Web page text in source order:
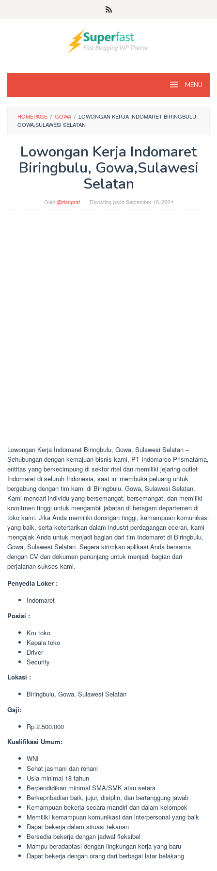
MENU
HOMEPAGE / GOWA / LOWONGAN KERJA INDOMARET BIRINGBULU,
GOWA,SULAWESI SELATAN
Lowongan Kerja Indomaret
Biringbulu, Gowa,Sulawesi
Selatan
Oleh@danprat Diposting pada September 18, 2024
Lowongan Kerja Indomaret Biringbulu, Gowa, Sulawesi Selatan –
Sehubungan dengan kemajuan bisnis kami, PT Indomarco Prismatama,
entitas yang berkecimpung di sektor ritel dan memiliki jejaring outlet
Indomaret di seluruh Indonesia, saat ini membuka peluang untuk
bergabung dengan tim kami di Biringbulu, Gowa, Sulawesi Selatan.
Kami mencari individu yang bersemangat, bersemangat, dan memiliki
komitmen tinggi untuk mengambil jabatan di beragam departemen di
toko kami. Jika Anda memiliki dorongan tinggi, kemampuan komunikasi
yang baik, serta ketertarikan dalam industri perdagangan eceran, kami
mengajak Anda untuk menjadi bagian dari tim Indomaret di Biringbulu,
Gowa, Sulawesi Selatan. Segera kirimkan aplikasi Anda bersama
dengan CV dan dokumen penunjang untuk menjadi bagian dari
perjalanan sukses kami.
Penyedia Loker :
Indomaret
Posisi :
Kru toko
Kepala toko
Driver
Security
Lokasi :
Biringbulu, Gowa, Sulawesi Selatan
Gaji:
Rp 2.500.000
Kualifikasi Umum:
WNI
Sehat jasmani dan rohani
Usia minimal 18 tahun
Berpendidikan minimal SMA/SMK atau setara
Berkepribadian baik, jujur, disiplin, dan bertanggung jawab
Kemampuan bekerja secara mandiri dan dalam kelompok
Memiliki kemampuan komunikasi dan interpersonal yang baik
Dapat bekerja dalam situasi tekanan
Bersedia bekerja dengan jadwal fleksibel
Mampu beradaptasi dengan lingkungan kerja yang baru
Dapat bekerja dengan orang dari berbagai latar belakang